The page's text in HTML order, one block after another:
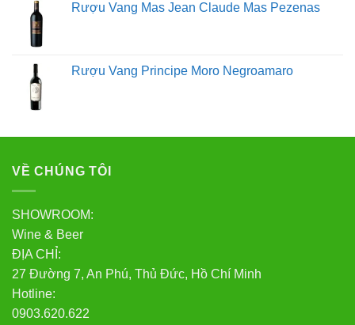
Rượu Vang Mas Jean Claude Mas Pezenas
Rượu Vang Principe Moro Negroamaro
VỀ CHÚNG TÔI
SHOWROOM:
Wine & Beer
ĐỊA CHỈ:
27 Đường 7, An Phú, Thủ Đức, Hồ Chí Minh
Hotline:
0903.620.622